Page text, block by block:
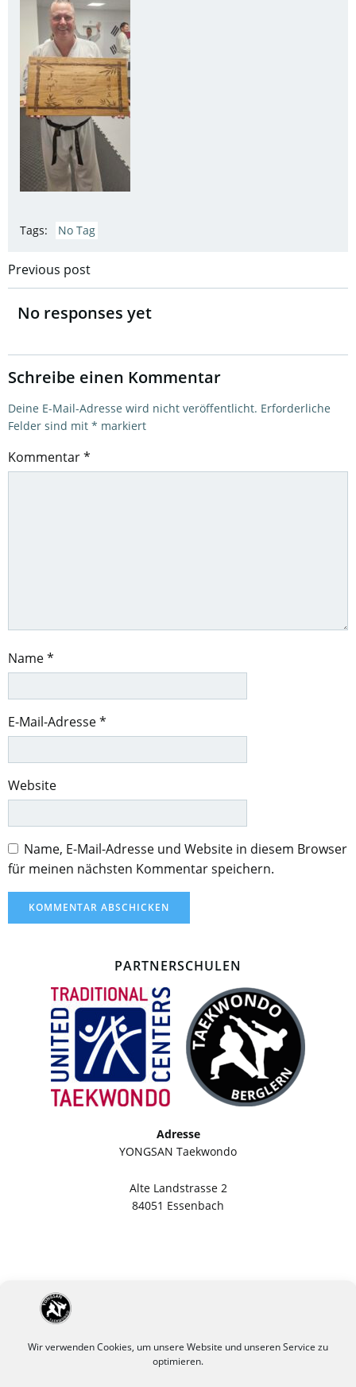
Wir verwenden Cookies, um unsere Website und unseren Service zu
optimieren.
Tags: No Tag
Post
navigation
Previous post
No responses yet
Schreibe einen Kommentar
Deine E-Mail-Adresse wird nicht veröffentlicht. Erforderliche
Felder sind mit * markiert
Kommentar*
Name*
E-Mail-Adresse*
Website
Name, E-Mail-Adresse und Website in diesem Browser
für meinen nächsten Kommentar speichern.
PARTNERSCHULEN
Adresse
YONGSAN Taekwondo
Alte Landstrasse 2
84051 Essenbach